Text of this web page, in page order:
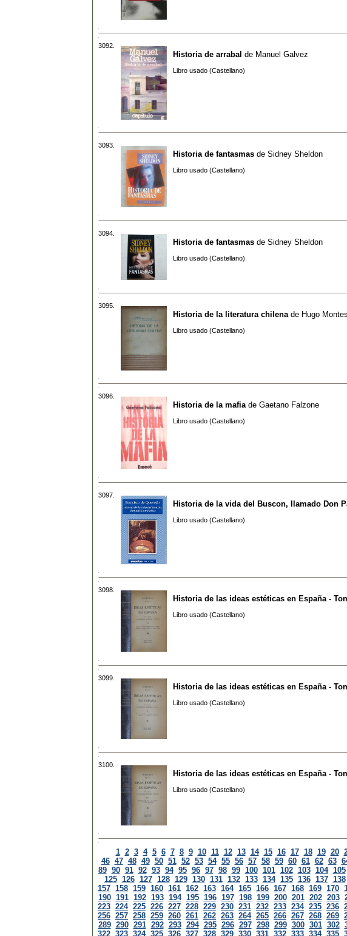
3092.
Historia de arrabal de Manuel Galvez
Libro usado (Castellano)
3093.
Historia de fantasmas de Sidney Sheldon
Libro usado (Castellano)
3094.
Historia de fantasmas de Sidney Sheldon
Libro usado (Castellano)
3095.
Historia de la literatura chilena de Hugo
Libro usado (Castellano)
3096.
Historia de la mafia de Gaetano Falzone
Libro usado (Castellano)
3097.
Historia de la vida del Buscon, llamado Don
Libro usado (Castellano)
3098.
Historia de las ideas estéticas en España -
Libro usado (Castellano)
3099.
Historia de las ideas estéticas en España -
Libro usado (Castellano)
3100.
Historia de las ideas estéticas en España -
Libro usado (Castellano)
1 2 3 4 5 6 7 8 9 10 11 12 13 14 15 16 17 18 19 20
46 47 48 49 50 51 52 53 54 55 56 57 58 59 60 61 62 63
89 90 91 92 93 94 95 96 97 98 99 100 101 102 103 104 105
125 126 127 128 129 130 131 132 133 134 135 136 137 138
157 158 159 160 161 162 163 164 165 166 167 168 169 170
190 191 192 193 194 195 196 197 198 199 200 201 202 203
223 224 225 226 227 228 229 230 231 232 233 234 235 236
256 257 258 259 260 261 262 263 264 265 266 267 268 269
289 290 291 292 293 294 295 296 297 298 299 300 301 302
322 323 324 325 326 327 328 329 330 331 332 333 334 335